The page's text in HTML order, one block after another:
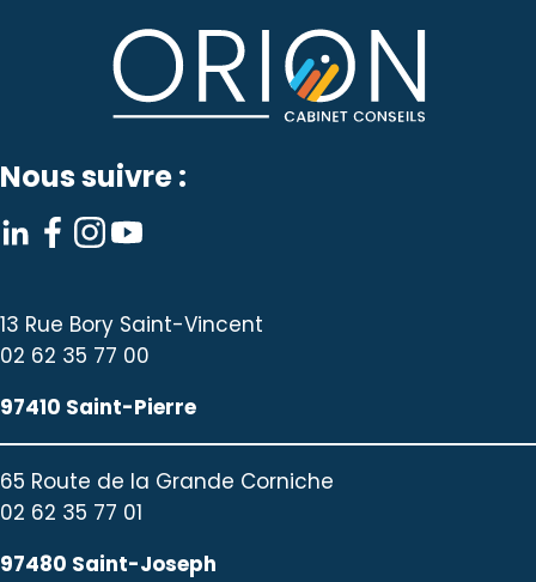
Nous suivre :
13 Rue Bory Saint-Vincent
02 62 35 77 00
97410 Saint-Pierre
65 Route de la Grande Corniche
02 62 35 77 01
97480 Saint-Joseph